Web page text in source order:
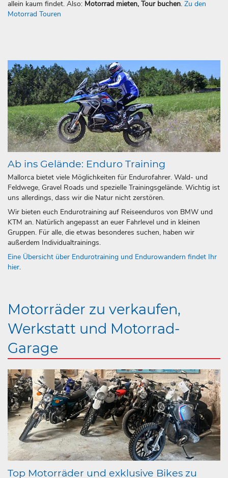
allein kaum findet. Also: Motorrad mieten, Tour buchen. Zu den
Motorrad Touren
Ab ins Gelände: Enduro Training
Mallorca bietet viele Möglichkeiten für Endurofahrer. Wald- und
Feldwege, Gravel Roads und spezielle Trainingsgelände. Wichtig ist
uns allerdings, dass wir die Natur nicht zerstören.
Wir bieten euch Endurotraining auf Reiseenduros von BMW und
KTM an. Natürlich angepasst an euer Fahrlevel und in kleinen
Gruppen. Für alle, die etwas besonderes suchen, haben wir
außerdem Individualtrainings.
Eine Übersicht über Endurotraining und Endurowandern findet Ihr
hier.
Motorräder zu verkaufen,
Werkstatt und Motorrad-
Garage
Top Motorräder und exklusive Bikes zu